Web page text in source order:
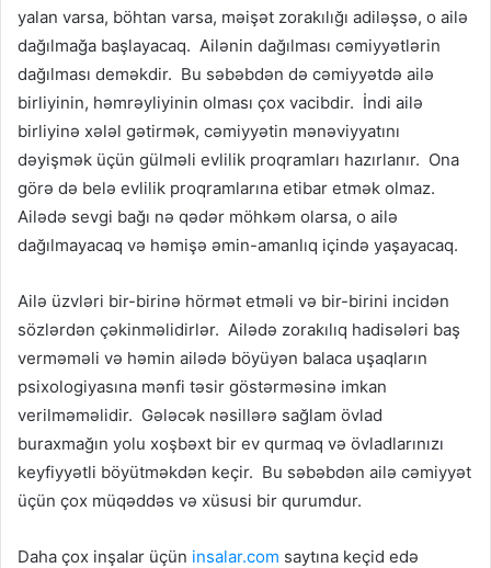
yalan varsa, böhtan varsa, məişət zorakılığı adiləşsə, o ailə
dağılmağa başlayacaq. Ailənin dağılması cəmiyyətlərin
dağılması deməkdir. Bu səbəbdən də cəmiyyətdə ailə
birliyinin, həmrəyliyinin olması çox vacibdir. İndi ailə
birliyinə xələl gətirmək, cəmiyyətin mənəviyyatını
dəyişmək üçün gülməli evlilik proqramları hazırlanır. Ona
görə də belə evlilik proqramlarına etibar etmək olmaz.
Ailədə sevgi bağı nə qədər möhkəm olarsa, o ailə
dağılmayacaq və həmişə əmin-amanlıq içində yaşayacaq.
Ailə üzvləri bir-birinə hörmət etməli və bir-birini incidən
sözlərdən çəkinməlidirlər. Ailədə zorakılıq hadisələri baş
verməməli və həmin ailədə böyüyən balaca uşaqların
psixologiyasına mənfi təsir göstərməsinə imkan
verilməməlidir. Gələcək nəsillərə sağlam övlad
buraxmağın yolu xoşbəxt bir ev qurmaq və övladlarınızı
keyfiyyətli böyütməkdən keçir. Bu səbəbdən ailə cəmiyyət
üçün çox müqəddəs və xüsusi bir qurumdur.
Daha çox inşalar üçün insalar.com saytına keçid edə